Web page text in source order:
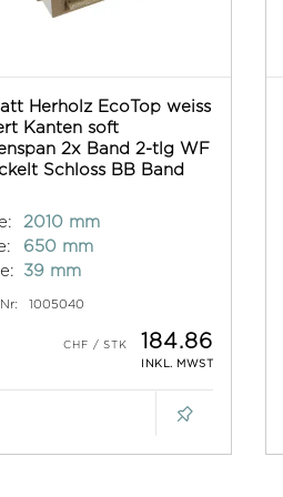
Herholz EcoTop weiss
Kanten soft
2x Band 2-tlg WF
Schloss BB Band
2010 mm
650 mm
39 mm
1005040
184.86
INKL. MWST